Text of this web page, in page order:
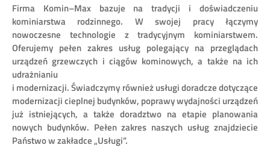
Firma Komin–Max bazuje na tradycji i doświadczeniu
kominiarstwa rodzinnego. W swojej pracy łączymy
nowoczesne technologie z tradycyjnym kominiarstwem.
Oferujemy pełen zakres usług polegający na przeglądach
urządzeń grzewczych i ciągów kominowych, a także na ich
udrażnianiu
i modernizacji. Świadczymy również usługi doradcze dotyczące
modernizacji cieplnej budynków, poprawy wydajności urządzeń
już istniejących, a także doradztwo na etapie planowania
nowych budynków. Pełen zakres naszych usług znajdziecie
Państwo w zakładce „Usługi”.